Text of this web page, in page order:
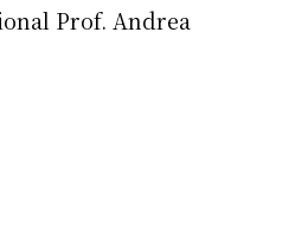
Prof. Andrea